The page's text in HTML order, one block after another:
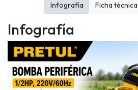
Infografía
Infografía Ficha técnica